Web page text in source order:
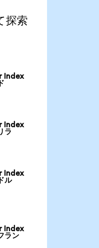
索
Index
Index
ラ
Index
ル
Index
ラン